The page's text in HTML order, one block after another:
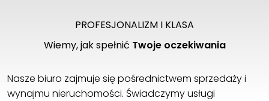
PROFESJONALIZM I KLASA
Wiemy, jak spełnić Twoje oczekiwania
Nasze biuro zajmuje się pośrednictwem sprzedaży i
wynajmu nieruchomości. Świadczymy usługi